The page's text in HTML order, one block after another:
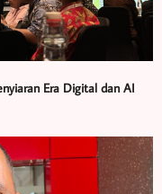
Era Digital dan AI